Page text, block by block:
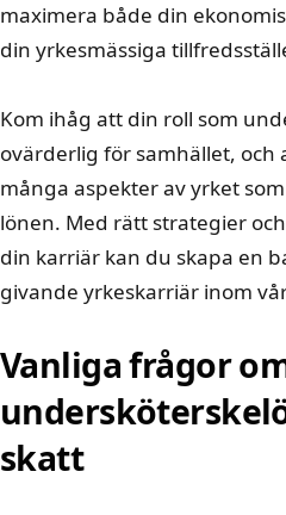
maximera både din
din yrkesmässiga
Kom ihåg att din roll som
ovärderlig för samhället, och
många aspekter av yrket
lönen. Med rätt strategier
din karriär kan du skapa en
givande yrkeskarriär inom
Vanliga frågor
skatt